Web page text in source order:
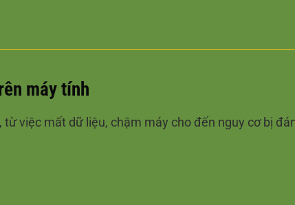
máy tính
việc mất dữ liệu, chậm máy cho đến nguy cơ bị